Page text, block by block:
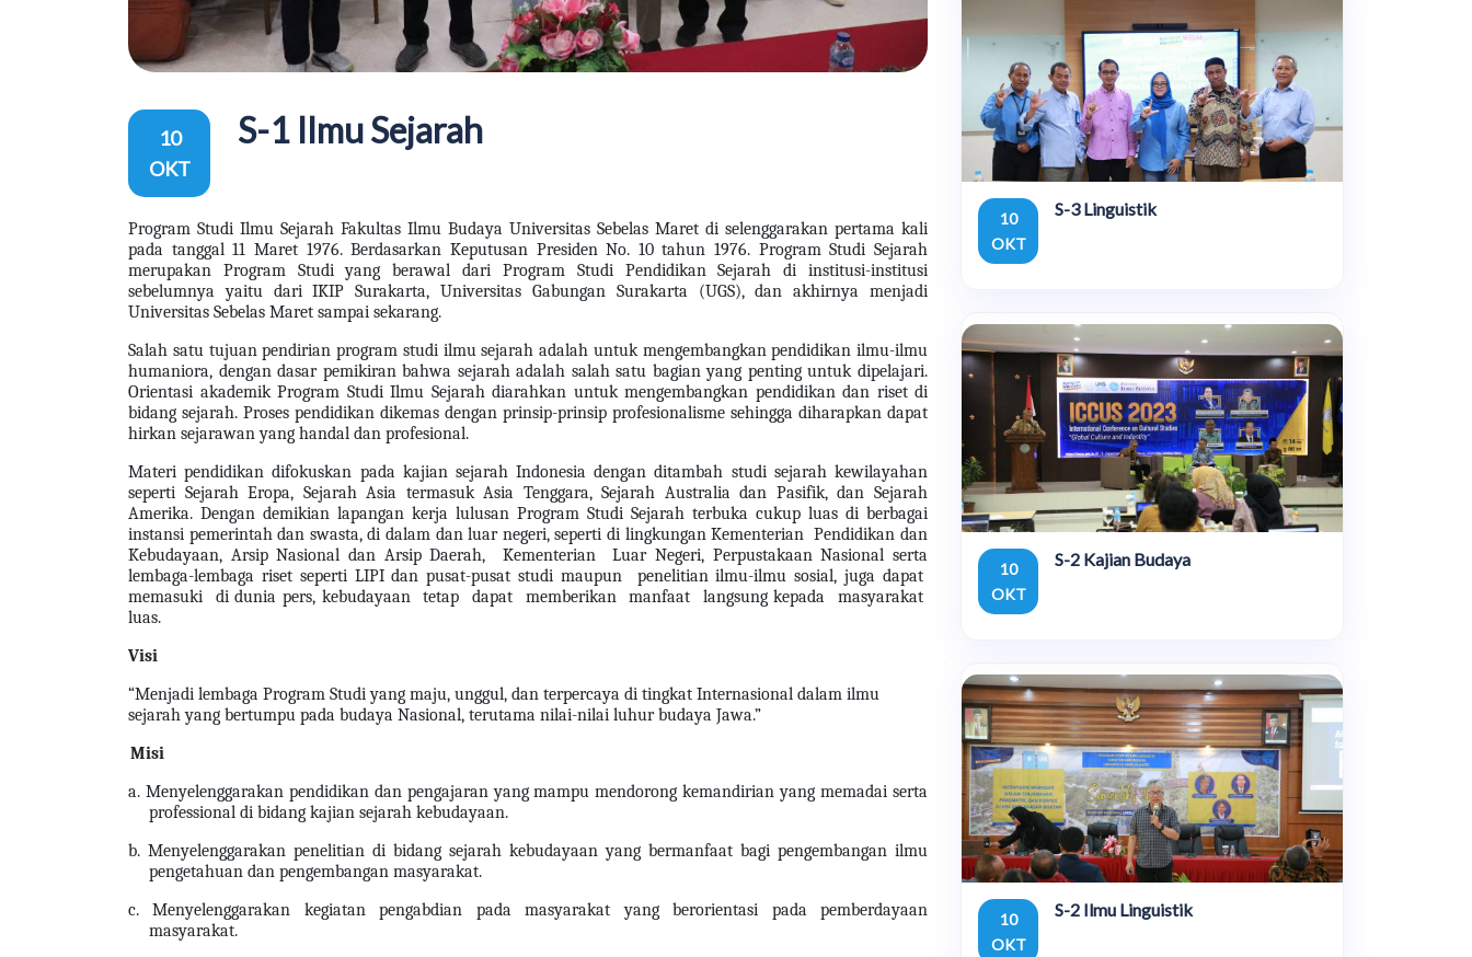
S-1 Ilmu Sejarah
10
OKT
Program Studi Ilmu Sejarah Fakultas Ilmu Budaya Universitas Sebelas Maret di selenggarakan pertama kali
pada tanggal 11 Maret 1976. Berdasarkan Keputusan Presiden No. 10 tahun 1976. Program Studi Sejarah
merupakan Program Studi yang berawal dari Program Studi Pendidikan Sejarah di institusi-institusi
sebelumnya yaitu dari IKIP Surakarta, Universitas Gabungan Surakarta (UGS), dan akhirnya menjadi
Universitas Sebelas Maret sampai sekarang.
Salah satu tujuan pendirian program studi ilmu sejarah adalah untuk mengembangkan pendidikan ilmu-ilmu
humaniora, dengan dasar pemikiran bahwa sejarah adalah salah satu bagian yang penting untuk dipelajari.
Orientasi akademik Program Studi Ilmu Sejarah diarahkan untuk mengembangkan pendidikan dan riset di
bidang sejarah. Proses pendidikan dikemas dengan prinsip-prinsip profesionalisme sehingga diharapkan dapat
hirkan sejarawan yang handal dan profesional.
Materi pendidikan difokuskan pada kajian sejarah Indonesia dengan ditambah studi sejarah kewilayahan
seperti Sejarah Eropa, Sejarah Asia termasuk Asia Tenggara, Sejarah Australia dan Pasifik, dan Sejarah
Amerika. Dengan demikian lapangan kerja lulusan Program Studi Sejarah terbuka cukup luas di berbagai
instansi pemerintah dan swasta, di dalam dan luar negeri, seperti di lingkungan Kementerian Pendidikan dan
Kebudayaan, Arsip Nasional dan Arsip Daerah, Kementerian Luar Negeri, Perpustakaan Nasional serta
lembaga-lembaga riset seperti LIPI dan pusat-pusat studi maupun penelitian ilmu-ilmu sosial, juga dapat
memasuki di dunia pers, kebudayaan tetap dapat memberikan manfaat langsung kepada masyarakat
luas.
Visi
“Menjadi lembaga Program Studi yang maju, unggul, dan terpercaya di tingkat Internasional dalam ilmu
sejarah yang bertumpu pada budaya Nasional, terutama nilai-nilai luhur budaya Jawa.”
Misi
a. Menyelenggarakan pendidikan dan pengajaran yang mampu mendorong kemandirian yang memadai serta
professional di bidang kajian sejarah kebudayaan.
b. Menyelenggarakan penelitian di bidang sejarah kebudayaan yang bermanfaat bagi pengembangan ilmu
pengetahuan dan pengembangan masyarakat.
c.Menyelenggarakan kegiatan pengabdian pada masyarakat yang berorientasi pada pemberdayaan
masyarakat.
10
OKT
S-3 Linguistik
10
OKT
S-2 Kajian Budaya
10
OKT
S-2 Ilmu Linguistik